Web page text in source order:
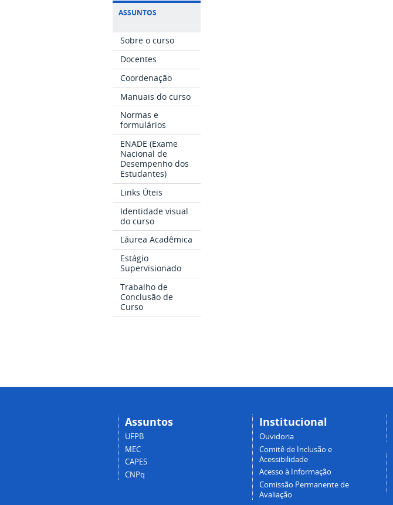
ASSUNTOS
Sobre o curso
Docentes
Coordenação
Manuais do curso
Normas e
formulários
ENADE (Exame
Nacional de
Desempenho dos
Estudantes)
Links Úteis
Identidade visual
do curso
Láurea Acadêmica
Estágio
Supervisionado
Trabalho de
Conclusão de
Curso
Assuntos
UFPB
MEC
CAPES
CNPq
Institucional
Ouvidoria
Comitê de Inclusão e
Acessibilidade
Acesso à Informação
Comissão Permanente de
Avaliação